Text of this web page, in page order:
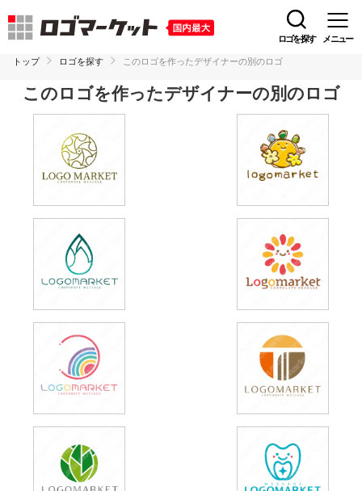
ロゴを探す メニュー
トップ ロゴを探す このロゴを作ったデザイナーの別のロゴ
このロゴを作ったデザイナーの別のロゴ